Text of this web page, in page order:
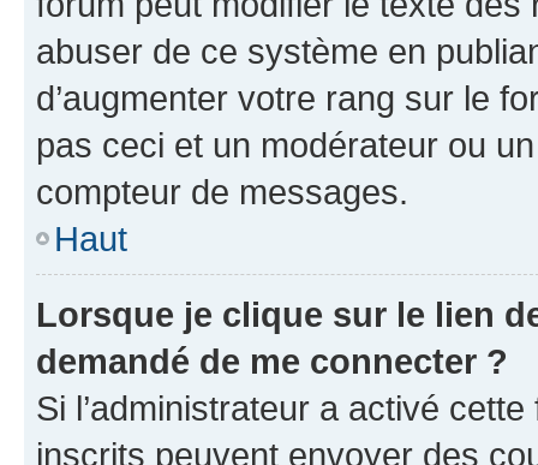
abuser de ce système en
d’augmenter votre rang sur le
pas ceci et un modérateur ou
compteur de messages.
Haut
Lorsque je clique sur le lien
demandé de me connecter ?
Si l’administrateur a activé
inscrits peuvent envoyer des